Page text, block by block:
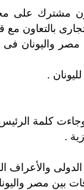
مشترك على
بالتعاون
واليونان فى
.
كلمة
.
والأعراف
بين مصر